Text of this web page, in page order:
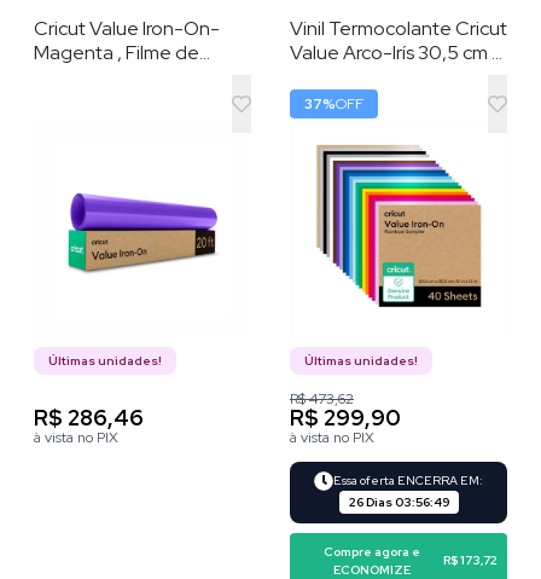
Cricut Value Iron-On-
Magenta , Filme de
Últimas unidades!
R$ 286,46
à vista no PIX
Vinil Termocolante Cricut
Value Arco-Irís 30,5 cm x
HTV (vinil de
transferência por calor)
37%OFF
Últimas unidades!
R$ 473,62
R$ 299,90
à vista no PIX
Essa oferta ENCERRA EM:
26 Dias03:56:48
Compre agora e
ECONOMIZE
R$ 173,72